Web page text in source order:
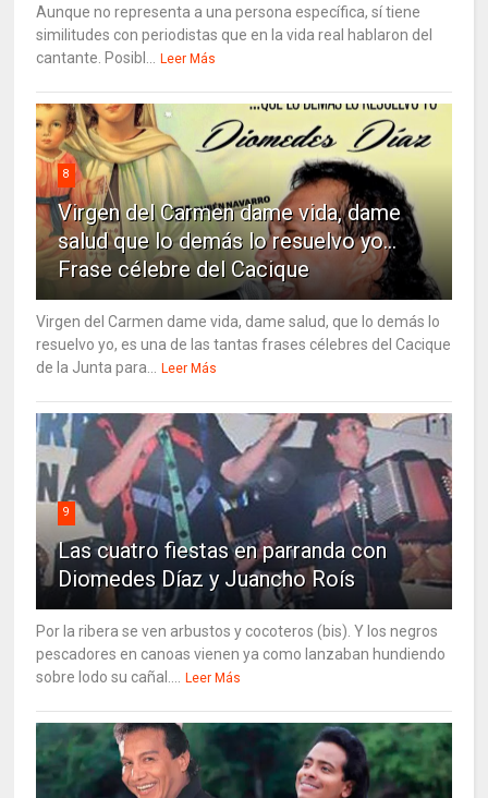
Aunque no representa a una persona específica, sí tiene
similitudes con periodistas que en la vida real hablaron del
cantante. Posibl... Leer Más
8
Virgen del Carmen dame vida, dame
salud que lo demás lo resuelvo yo…
Frase célebre del Cacique
Virgen del Carmen dame vida, dame salud, que lo demás lo
resuelvo yo, es una de las tantas frases célebres del Cacique
de la Junta para... Leer Más
9
Las cuatro fiestas en parranda con
Diomedes Díaz y Juancho Roís
Por la ribera se ven arbustos y cocoteros (bis). Y los negros
pescadores en canoas vienen ya como lanzaban hundiendo
sobre lodo su cañal.... Leer Más